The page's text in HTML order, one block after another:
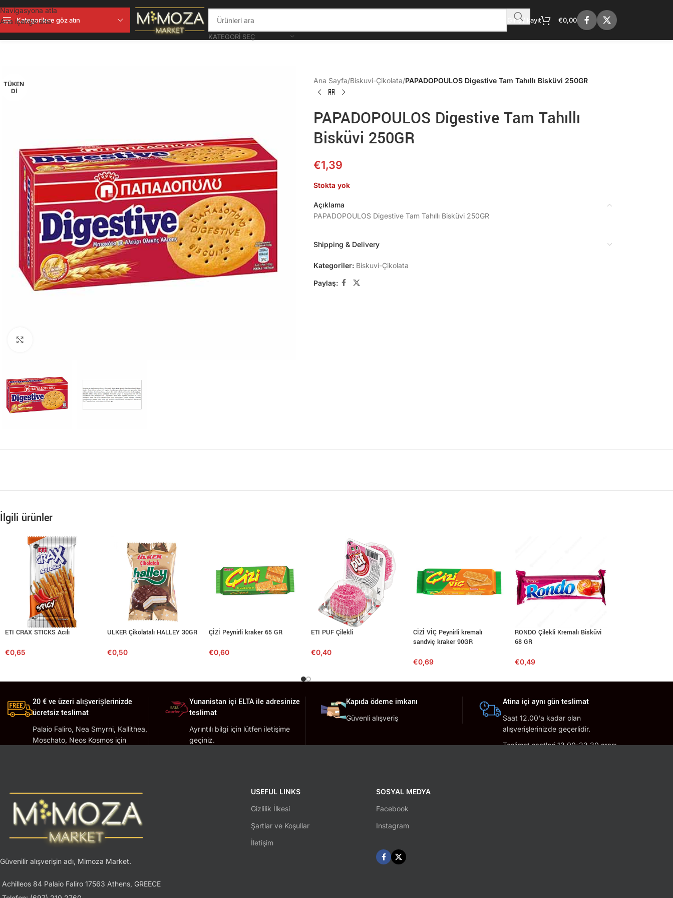
Navigasyona atla
Ana içeriğe atla
Kategorilere göz atın
KATEGORI SEÇ
Giriş / kayıt €0,00
TÜKEN
DI
Ana Sayfa/Biskuvi-Çikolata/PAPADOPOULOS Digestive Tam Tahıllı Bisküvi 250GR
PAPADOPOULOS Digestive Tam Tahıllı
Bisküvi 250GR
€1,39
Stokta yok
Açıklama
PAPADOPOULOS Digestive Tam Tahıllı Bisküvi 250GR
Shipping & Delivery
Kategoriler: Biskuvi-Çikolata
Paylaş:
İlgili ürünler
ETI CRAX STICKS Acılı
€0,65
ULKER Çikolatalı HALLEY 30GR
€0,50
ÇİZİ Peynirli kraker 65 GR
€0,60
ETI PUF Çilekli
€0,40
CİZİ VİÇ Peynirli kremalı
sandviç kraker 90GR
€0,69
RONDO Çilekli Kremalı Bisküvi
68 GR
€0,49
20 € ve üzeri alışverişlerinizde
ücretsiz teslimat
Palaio Faliro, Nea Smyrni, Kallithea,
Moschato, Neos Kosmos için
Yunanistan içi ELTA ile adresinize
teslimat
Ayrıntılı bilgi için lütfen iletişime
geçiniz.
Kapıda ödeme imkanı
Güvenli alışveriş
Atina içi aynı gün teslimat
Saat 12.00'a kadar olan
alışverişlerinizde geçerlidir.
Teslimat saatleri 13.00-23.30 arası
Güvenilir alışverişin adı, Mimoza Market.
Achilleos 84 Palaio Faliro 17563 Athens, GREECE
USEFUL LINKS
Gizlilik İlkesi
Şartlar ve Koşullar
İletişim
SOSYAL MEDYA
Facebook
Instagram